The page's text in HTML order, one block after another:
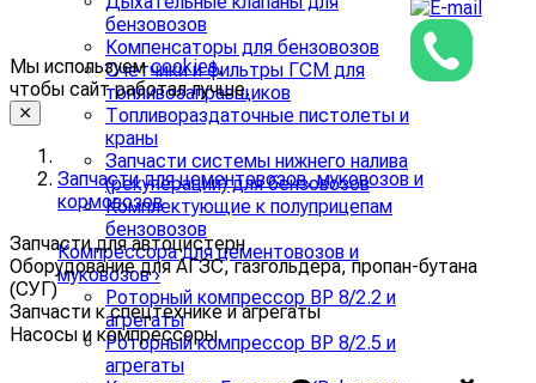
бензовозов
Компенсаторы для бензовозов
Счетчики и фильтры ГСМ для
топливозаправщиков
Топливораздаточные пистолеты и
краны
Запчасти системы нижнего налива
(рекуперации) для бензовозов
Комплектующие к полуприцепам
бензовозов
Компрессора для цементовозов и
муковозов›
Роторный компрессор ВР 8/2.2 и
агрегаты
Роторный компрессор ВР 8/2.5 и
агрегаты
Мы используемcookies,
чтобы сайт работал лучше.
Запчасти для цементовозов, муковозов и
кормовозов
Запчасти для автоцистерн
Оборудование для АГЗС, газгольдера, пропан-бутана
(СУГ)
Запчасти к спецтехнике и агрегаты
Насосы и компрессоры